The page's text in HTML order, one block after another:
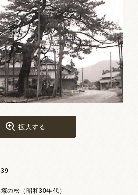
拡大する
塚の松（昭和30年代）